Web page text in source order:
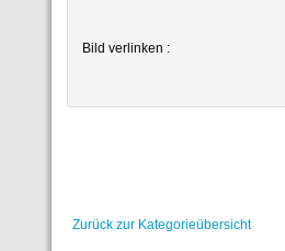
Bild verlinken :
Zurück zur Kategorieübersicht